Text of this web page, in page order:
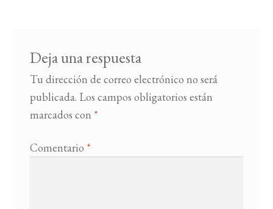
Deja una respuesta
Tu dirección de correo electrónico no será
publicada. Los campos obligatorios están
marcados con *
Comentario *